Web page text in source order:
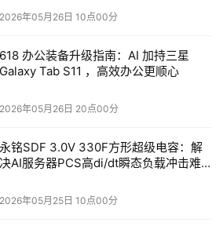
2026年05月26日 10点00分
618 办公装备升级指南：AI 加持三星
Galaxy Tab S11 ，高效办公更顺心
2026年05月26日 20点00分
永铭SDF 3.0V 330F方形超级电容：解
决AI服务器PCS高di/dt瞬态负载冲击难
2026年05月25日 10点00分